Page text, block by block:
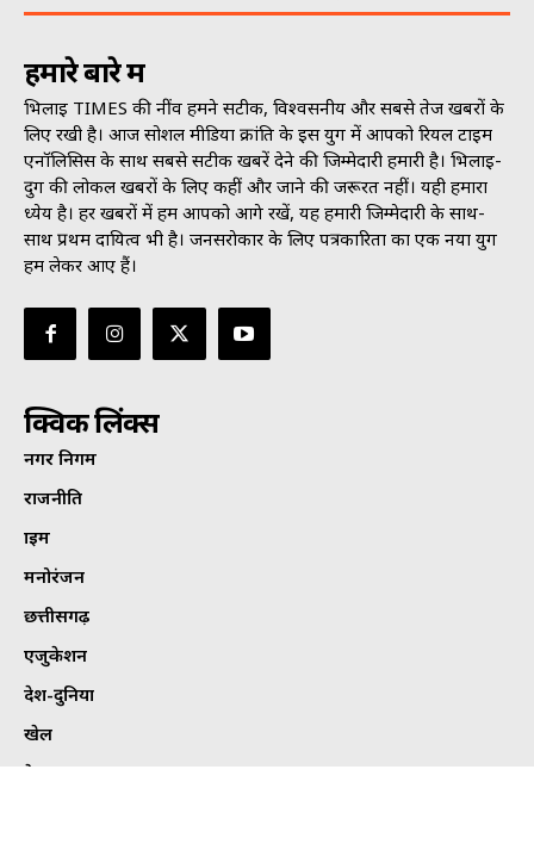
हमारे बारे में
भिलाई TIMES की नींव हमने सटीक, विश्वसनीय और सबसे तेज खबरों के
लिए रखी है। आज सोशल मीडिया क्रांति के इस युग में आपको रियल टाइम
एनॉलिसिस के साथ सबसे सटीक खबरें देने की जिम्मेदारी हमारी है। भिलाई-
दुर्ग की लोकल खबरों के लिए कहीं और जाने की जरूरत नहीं। यही हमारा
ध्येय है। हर खबरों में हम आपको आगे रखें, यह हमारी जिम्मेदारी के साथ-
साथ प्रथम दायित्व भी है। जनसराेकार के लिए पत्रकारिता का एक नया युग
हम लेकर आए हैं।
क्विक लिंक्स
नगर निगम
राजनीति
क्राइम
मनोरंजन
छत्तीसगढ़
एजुकेशन
देश-दुनिया
खेल
हेल्थ